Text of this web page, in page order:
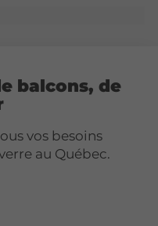
balcons, de
vos besoins
au Québec.